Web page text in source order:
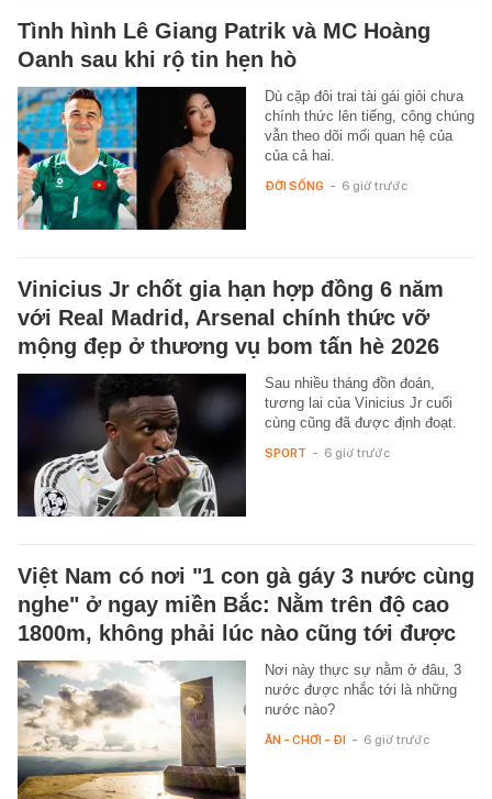
Tình hình Lê Giang Patrik và MC Hoàng
Oanh sau khi rộ tin hẹn hò
Dù cặp đôi trai tài gái giỏi chưa
chính thức lên tiếng, công chúng
vẫn theo dõi mối quan hệ của
của cả hai.
ĐỜI SỐNG - 6 giờ trước
Vinicius Jr chốt gia hạn hợp đồng 6 năm
với Real Madrid, Arsenal chính thức vỡ
mộng đẹp ở thương vụ bom tấn hè 2026
Sau nhiều tháng đồn đoán,
tương lai của Vinicius Jr cuối
cùng cũng đã được định đoạt.
SPORT - 6 giờ trước
Việt Nam có nơi "1 con gà gáy 3 nước cùng
nghe" ở ngay miền Bắc: Nằm trên độ cao
1800m, không phải lúc nào cũng tới được
Nơi này thực sự nằm ở đâu, 3
nước được nhắc tới là những
nước nào?
ĂN - CHƠI - ĐI - 6 giờ trước